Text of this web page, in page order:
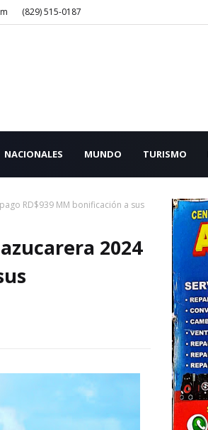
(829) 515-0187
NACIONALES MUNDO TURISMO
RD$939 MM bonificación a sus
2024